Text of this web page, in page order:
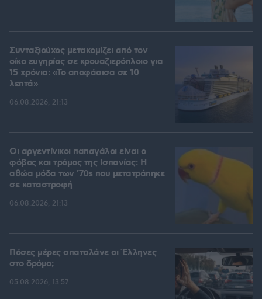
Συνταξιούχος μετακομίζει από τον
οίκο ευγηρίας σε κρουαζιερόπλοιο για
15 χρόνια: «Το αποφάσισα σε 10
λεπτά»
06.08.2026, 21:13
Οι αργεντίνικοι παπαγάλοι είναι ο
φόβος και τρόμος της Ισπανίας: Η
αθώα μόδα των '70s που μετατράπηκε
σε καταστροφή
06.08.2026, 21:13
Πόσες μέρες σπαταλάνε οι Έλληνες
στο δρόμο;
05.08.2026, 13:57